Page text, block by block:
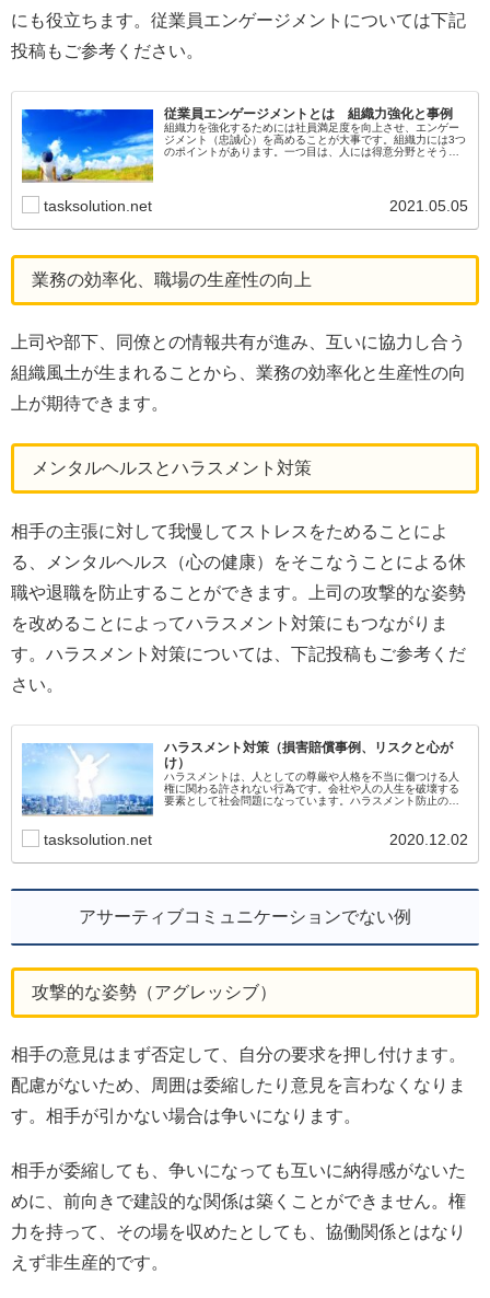
にも役立ちます。従業員エンゲージメントについては下記
投稿もご参考ください。
従業員エンゲージメントとは 組織力強化と事例
組織力を強化するためには社員満足度を向上させ、エンゲー
ジメント（忠誠心）を高めることが大事です。組織力には3つ
のポイントがあります。一つ目は、人には得意分野とそうで
tasksolution.net 2021.05.05
業務の効率化、職場の生産性の向上
上司や部下、同僚との情報共有が進み、互いに協力し合う
組織風土が生まれることから、業務の効率化と生産性の向
上が期待できます。
メンタルヘルスとハラスメント対策
相手の主張に対して我慢してストレスをためることによ
る、メンタルヘルス（心の健康）をそこなうことによる休
職や退職を防止することができます。上司の攻撃的な姿勢
を改めることによってハラスメント対策にもつながりま
す。ハラスメント対策については、下記投稿もご参考くだ
さい。
ハラスメント対策（損害賠償事例、リスクと心が
け）
ハラスメントは、⼈としての尊厳や⼈格を不当に傷つける⼈
権に関わる許されない⾏為です。会社や人の人生を破壊する
要素として社会問題になっています。ハラスメント防止のた
tasksolution.net 2020.12.02
アサーティブコミュニケーションでない例
攻撃的な姿勢（アグレッシブ）
相手の意見はまず否定して、自分の要求を押し付けます。
配慮がないため、周囲は委縮したり意見を言わなくなりま
す。相手が引かない場合は争いになります。
相手が委縮しても、争いになっても互いに納得感がないた
めに、前向きで建設的な関係は築くことができません。権
力を持って、その場を収めたとしても、協働関係とはなり
えず非生産的です。